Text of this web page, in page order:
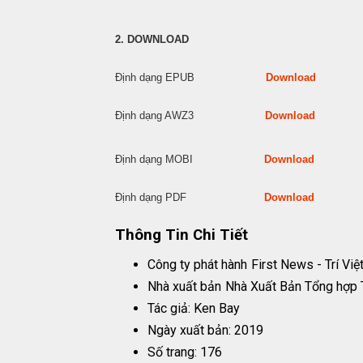
2. DOWNLOAD
Định dạng EPUB Download
Định dạng AWZ3 Download
Định dạng MOBI Download
Định dạng PDF Download
Thông Tin Chi Tiết
Công ty phát hành First News - Trí Việt
Nhà xuất bản Nhà Xuất Bản Tổng hợp
Tác giả: Ken Bay
Ngày xuất bản: 2019
Số trang: 176